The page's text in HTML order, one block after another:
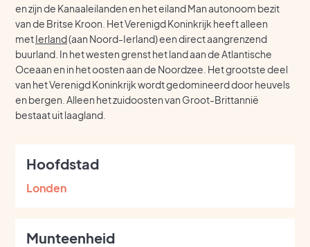
en zijn de Kanaaleilanden en het eiland Man autonoom bezit
van de Britse Kroon. Het Verenigd Koninkrijk heeft alleen
metIerland(aan Noord-Ierland) een direct aangrenzend
buurland. In het westen grenst het land aan de Atlantische
Oceaan en in het oosten aan de Noordzee. Het grootste deel
van het Verenigd Koninkrijk wordt gedomineerd door heuvels
en bergen. Alleen het zuidoosten van Groot-Brittannië
bestaat uit laagland.
Hoofdstad
Londen
Munteenheid